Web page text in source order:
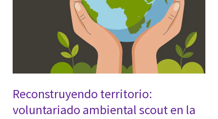
Reconstruyendo territorio:
voluntariado ambiental scout en la